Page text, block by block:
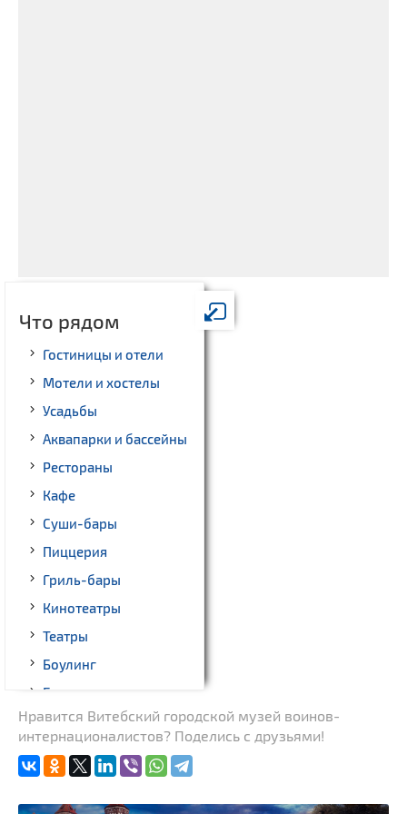
Что рядом
Гостиницы и отели
Мотели и хостелы
Усадьбы
Аквапарки и бассейны
Рестораны
Кафе
Суши-бары
Пиццерия
Гриль-бары
Кинотеатры
Театры
Боулинг
Бильярд
Казино
Торговые центры,
универмаги
Нравится Витебский городской музей воинов-
интернационалистов? Поделись с друзьями!